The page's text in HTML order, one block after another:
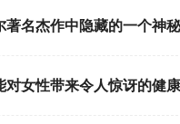
著名杰作中隐藏的一个神
对女性带来令人惊讶的健